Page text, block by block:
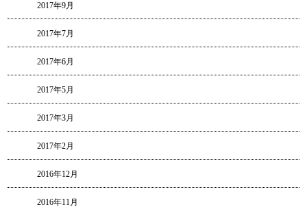
2017年9月
2017年7月
2017年6月
2017年5月
2017年3月
2017年2月
2016年12月
2016年11月